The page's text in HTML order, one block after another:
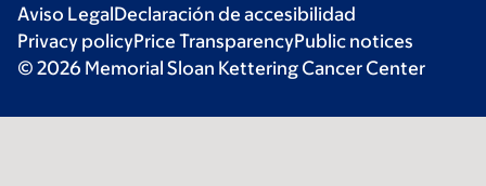
Aviso LegalDeclaración de accesibilidad
Privacy policyPrice TransparencyPublic notices
© 2026 Memorial Sloan Kettering Cancer Center